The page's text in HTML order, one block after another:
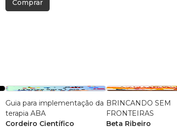
Comprar
Guia para implementação da
terapia ABA
Cordeiro Científico
BRINCANDO SEM
FRONTEIRAS
Beta Ribeiro